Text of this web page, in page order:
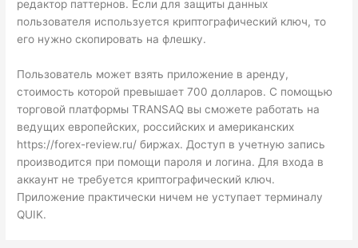
редактор паттернов. Если для защиты данных
пользователя используется криптографический ключ, то
его нужно скопировать на флешку.
Пользователь может взять приложение в аренду,
стоимость которой превышает 700 долларов. С помощью
торговой платформы TRANSAQ вы сможете работать на
ведущих европейских, российских и американских
https://forex-review.ru/ биржах. Доступ в учетную запись
производится при помощи пароля и логина. Для входа в
аккаунт не требуется криптографический ключ.
Приложение практически ничем не уступает терминалу
QUIK.